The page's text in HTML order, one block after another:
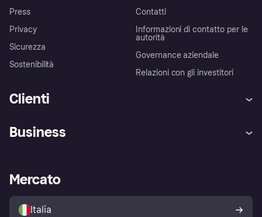
Press
Privacy
Sicurezza
Sostenibilità
Contatti
Informazioni di contatto per le
autorità
Governance aziendale
Relazioni con gli investitori
Clienti
Esplora i negozi
Politica di protezione
dell'acquirente Klarna
Business
Accesso aziende
Mercato
Italia